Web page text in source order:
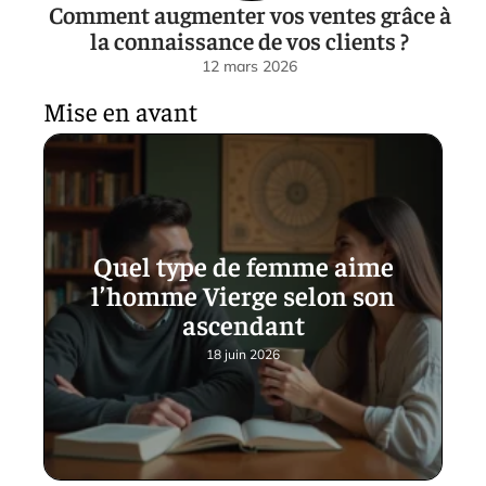
Comment augmenter vos ventes grâce à
la connaissance de vos clients ?
12 mars 2026
Mise en avant
Quel type de femme aime
l’homme Vierge selon son
ascendant
18 juin 2026